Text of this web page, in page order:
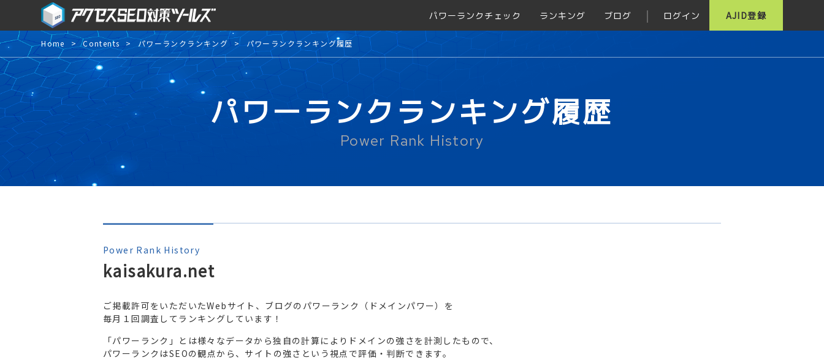
パワーランクチェック ランキング ブログ ログイン AJID登録
Home Contents パワーランクランキング パワーランクランキング履歴
パワーランクランキング履歴
Power Rank History
Power Rank History
kaisakura.net
ご掲載許可をいただいたWebサイト、ブログのパワーランク（ドメインパワー）を
毎月１回調査してランキングしています！
「パワーランク」とは様々なデータから独自の計算によりドメインの強さを計測したもので、
パワーランクはSEOの観点から、サイトの強さという視点で評価・判断できます。